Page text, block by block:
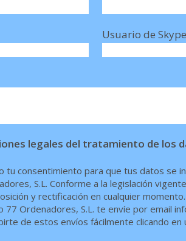
Usuario de
legales del tratamiento de los
consentimiento para que tus datos se
S.L. Conforme a la legislación
y rectificación en cualquier momento.
Ordenadores, S.L. te envíe por email
de estos envíos fácilmente clicando en